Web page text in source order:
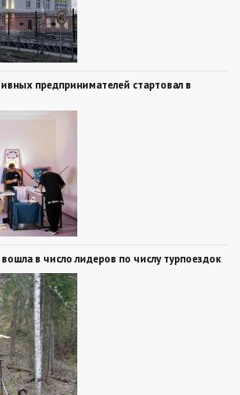
предпринимателей стартовал в
в число лидеров по числу турпоездок